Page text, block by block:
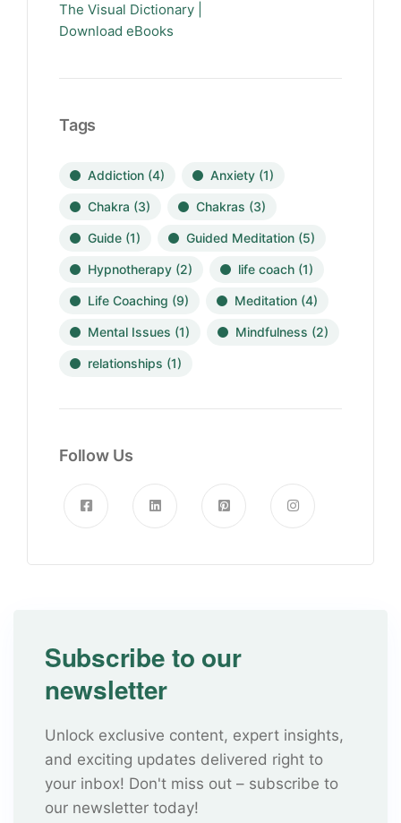
The Visual Dictionary |
Download eBooks
Tags
Addiction (4) Anxiety (1)
Chakra (3) Chakras (3)
Guide (1) Guided Meditation (5)
Hypnotherapy (2) life coach (1)
Life Coaching (9) Meditation (4)
Mental Issues (1) Mindfulness (2)
relationships (1)
Follow Us
Subscribe to our
newsletter
Unlock exclusive content, expert insights,
and exciting updates delivered right to
your inbox! Don't miss out – subscribe to
our newsletter today!